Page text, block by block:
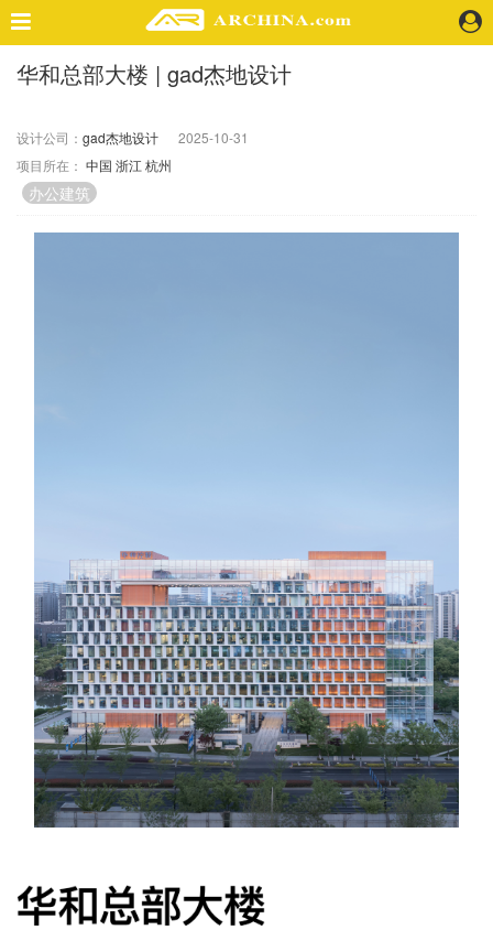
精选案例
景 观
室 内
视 频
企业会员
关于投稿
广告投放
关于我们
联系我们
华和总部大楼 | gad杰地设计
设计公司： gad杰地设计
2025-10-31
项目所在： 中国 浙江 杭州
办公建筑